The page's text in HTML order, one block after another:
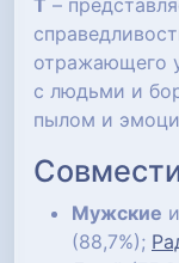
Т –
отражающего
с людьми и
пылом и
Мужские
(88,7%);